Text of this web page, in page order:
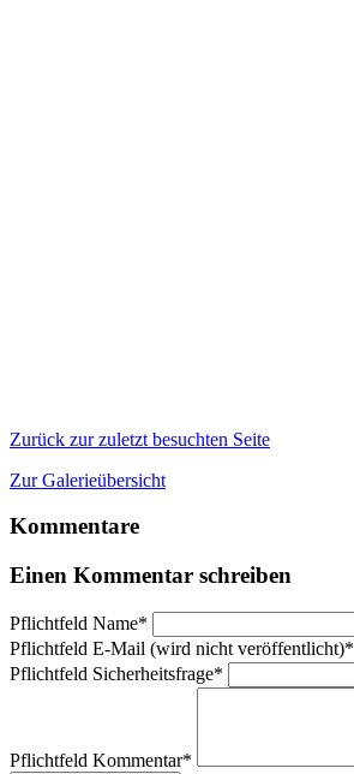
Zurück zur zuletzt besuchten Seite
Zur Galerieübersicht
Kommentare
Einen Kommentar schreiben
Pflichtfeld Name*
Pflichtfeld E-Mail (wird nicht veröffentlicht)*
Pflichtfeld Sicherheitsfrage*
Pflichtfeld Kommentar*